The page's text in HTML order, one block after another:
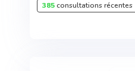
385consultations récentes